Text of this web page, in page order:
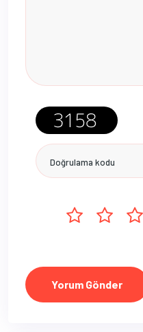
Yorum Gönder